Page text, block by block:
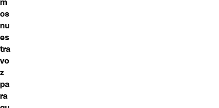
m
os
nu
es
tra
vo
z
pa
ra